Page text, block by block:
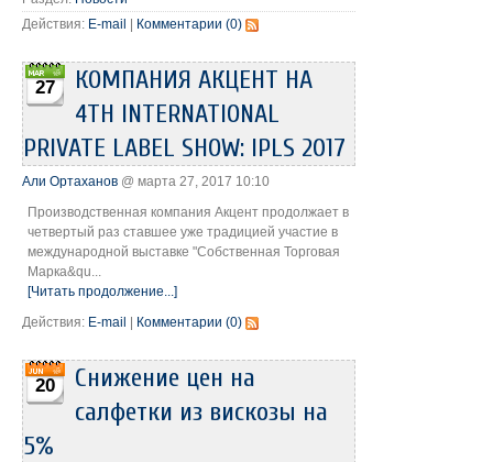
Действия: E-mail | Комментарии (0)
27
КОМПАНИЯ АКЦЕНТ НА
4TH INTERNATIONAL
PRIVATE LABEL SHOW: IPLS 2017
Али Ортаханов @ марта 27, 2017 10:10
Производственная компания Акцент продолжает в
четвертый раз ставшее уже традицией участие в
международной выставке "Собственная Торговая
Марка&qu...
[Читать продолжение...]
Действия: E-mail | Комментарии (0)
20
Снижение цен на
салфетки из вискозы на
5%